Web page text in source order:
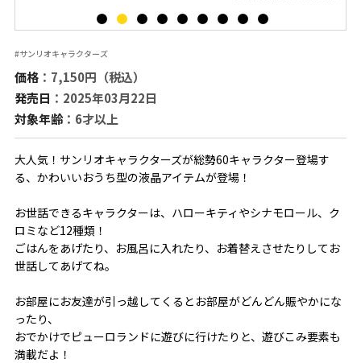
#サンリオキャラクターズ
価格：7,150円（税込）
発売日 ：2025年03月22日
対象年齢：6才以上
大人気！サンリオキャラクターズが総勢60キャラクター登場す
る、かわいいおうち型の液晶アイテムが登場！
お世話できるキャラクターは、ハローキティやシナモロール、ク
ロミなど12種類！
ごはんをあげたり、お風呂に入れたり、お着替えさせたりしてお
世話してあげてね。
お部屋にお友達が引っ越してくるとお部屋がどんどん賑やかにな
ったり、
おでかけでピューロランドに遊びに行けたりと、遊びこみ要素も
満載だよ！